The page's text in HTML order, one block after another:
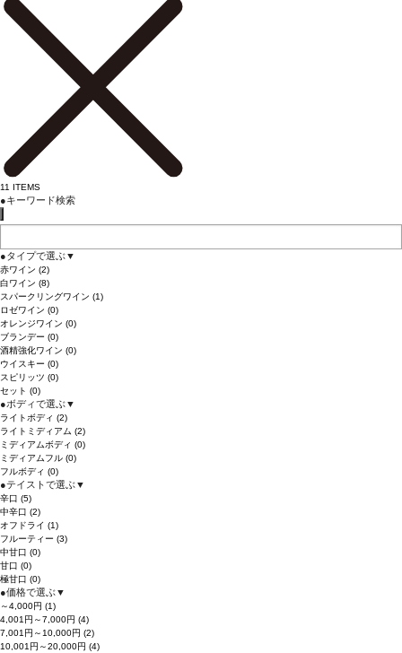
11 ITEMS
●キーワード検索
●タイプで選ぶ▼
赤ワイン (2)
白ワイン (8)
スパークリングワイン (1)
ロゼワイン (0)
オレンジワイン (0)
ブランデー (0)
酒精強化ワイン (0)
ウイスキー (0)
スピリッツ (0)
セット (0)
●ボディで選ぶ▼
ライトボディ (2)
ライトミディアム (2)
ミディアムボディ (0)
ミディアムフル (0)
フルボディ (0)
●テイストで選ぶ▼
辛口 (5)
中辛口 (2)
オフドライ (1)
フルーティー (3)
中甘口 (0)
甘口 (0)
極甘口 (0)
●価格で選ぶ▼
～4,000円 (1)
4,001円～7,000円 (4)
7,001円～10,000円 (2)
10,001円～20,000円 (4)